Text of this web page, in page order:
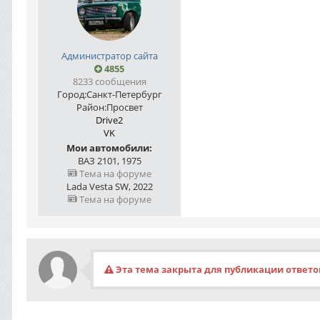
Администратор сайта
4855
8233 сообщения
Город:Санкт-Петербург
Район:Просвет
Drive2
VK
Мои автомобили:
ВАЗ 2101, 1975
Тема на форуме
Lada Vesta SW, 2022
Тема на форуме
Эта тема закрыта для публикации